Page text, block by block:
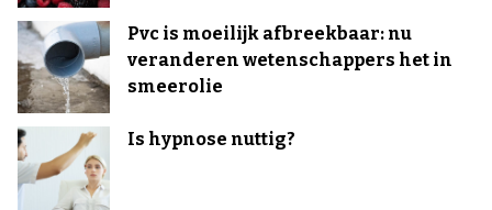
Pvc is moeilijk afbreekbaar: nu
veranderen wetenschappers het in
smeerolie
Is hypnose nuttig?